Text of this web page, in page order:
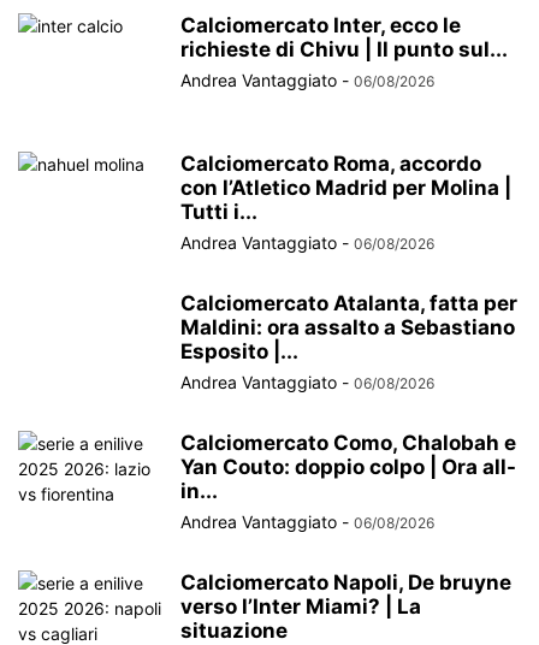
Calciomercato Inter, ecco le
richieste di Chivu | Il punto sul...
Andrea Vantaggiato - 06/08/2026
Calciomercato Roma, accordo
con l’Atletico Madrid per Molina |
Tutti i...
Andrea Vantaggiato - 06/08/2026
Calciomercato Atalanta, fatta per
Maldini: ora assalto a Sebastiano
Esposito |...
Andrea Vantaggiato - 06/08/2026
Calciomercato Como, Chalobah e
Yan Couto: doppio colpo | Ora all-
in...
Andrea Vantaggiato - 06/08/2026
Calciomercato Napoli, De bruyne
verso l’Inter Miami? | La
situazione